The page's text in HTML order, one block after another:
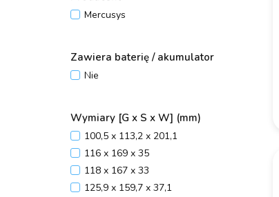
Mercusys
Zawiera baterię / akumulator
Nie
Wymiary [G x S x W] (mm)
100,5 x 113,2 x 201,1
116 x 169 x 35
118 x 167 x 33
125,9 x 159,7 x 37,1